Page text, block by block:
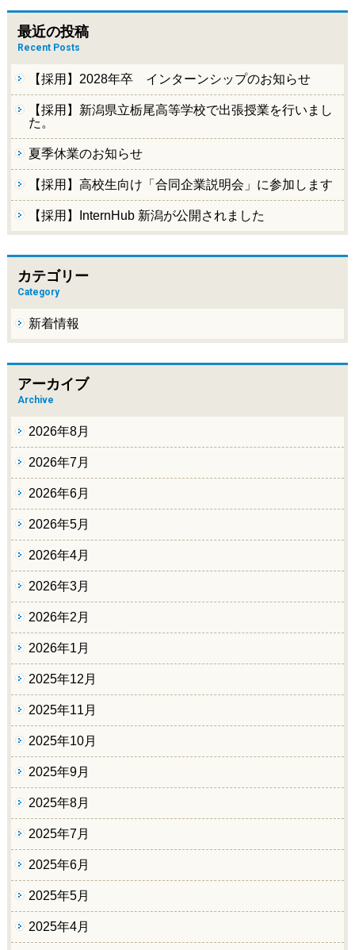
最近の投稿
Recent Posts
【採用】2028年卒 インターンシップのお知らせ
【採用】新潟県立栃尾高等学校で出張授業を行いまし
た。
夏季休業のお知らせ
【採用】高校生向け「合同企業説明会」に参加します
【採用】InternHub 新潟が公開されました
カテゴリー
Category
新着情報
アーカイブ
Archive
2026年8月
2026年7月
2026年6月
2026年5月
2026年4月
2026年3月
2026年2月
2026年1月
2025年12月
2025年11月
2025年10月
2025年9月
2025年8月
2025年7月
2025年6月
2025年5月
2025年4月